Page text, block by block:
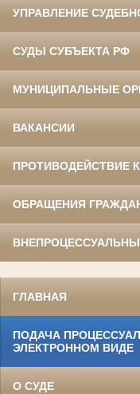
УПРАВЛЕНИЕ
СУДЫ СУБЪЕКТА РФ
МУНИЦИПАЛЬНЫЕ
ВАКАНСИИ
ПРОТИВОДЕЙСТВИЕ
ОБРАЩЕНИЯ
ГЛАВНАЯ
ПОДАЧА
ЭЛЕКТРОННОМ ВИДЕ
О СУДЕ